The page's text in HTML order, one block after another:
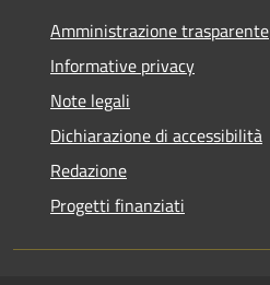
Amministrazione trasparente
Informative privacy
Note legali
Dichiarazione di accessibilità
Redazione
Progetti finanziati